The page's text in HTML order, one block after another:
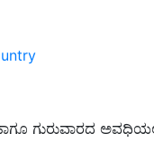
ಗುರುವಾರದ